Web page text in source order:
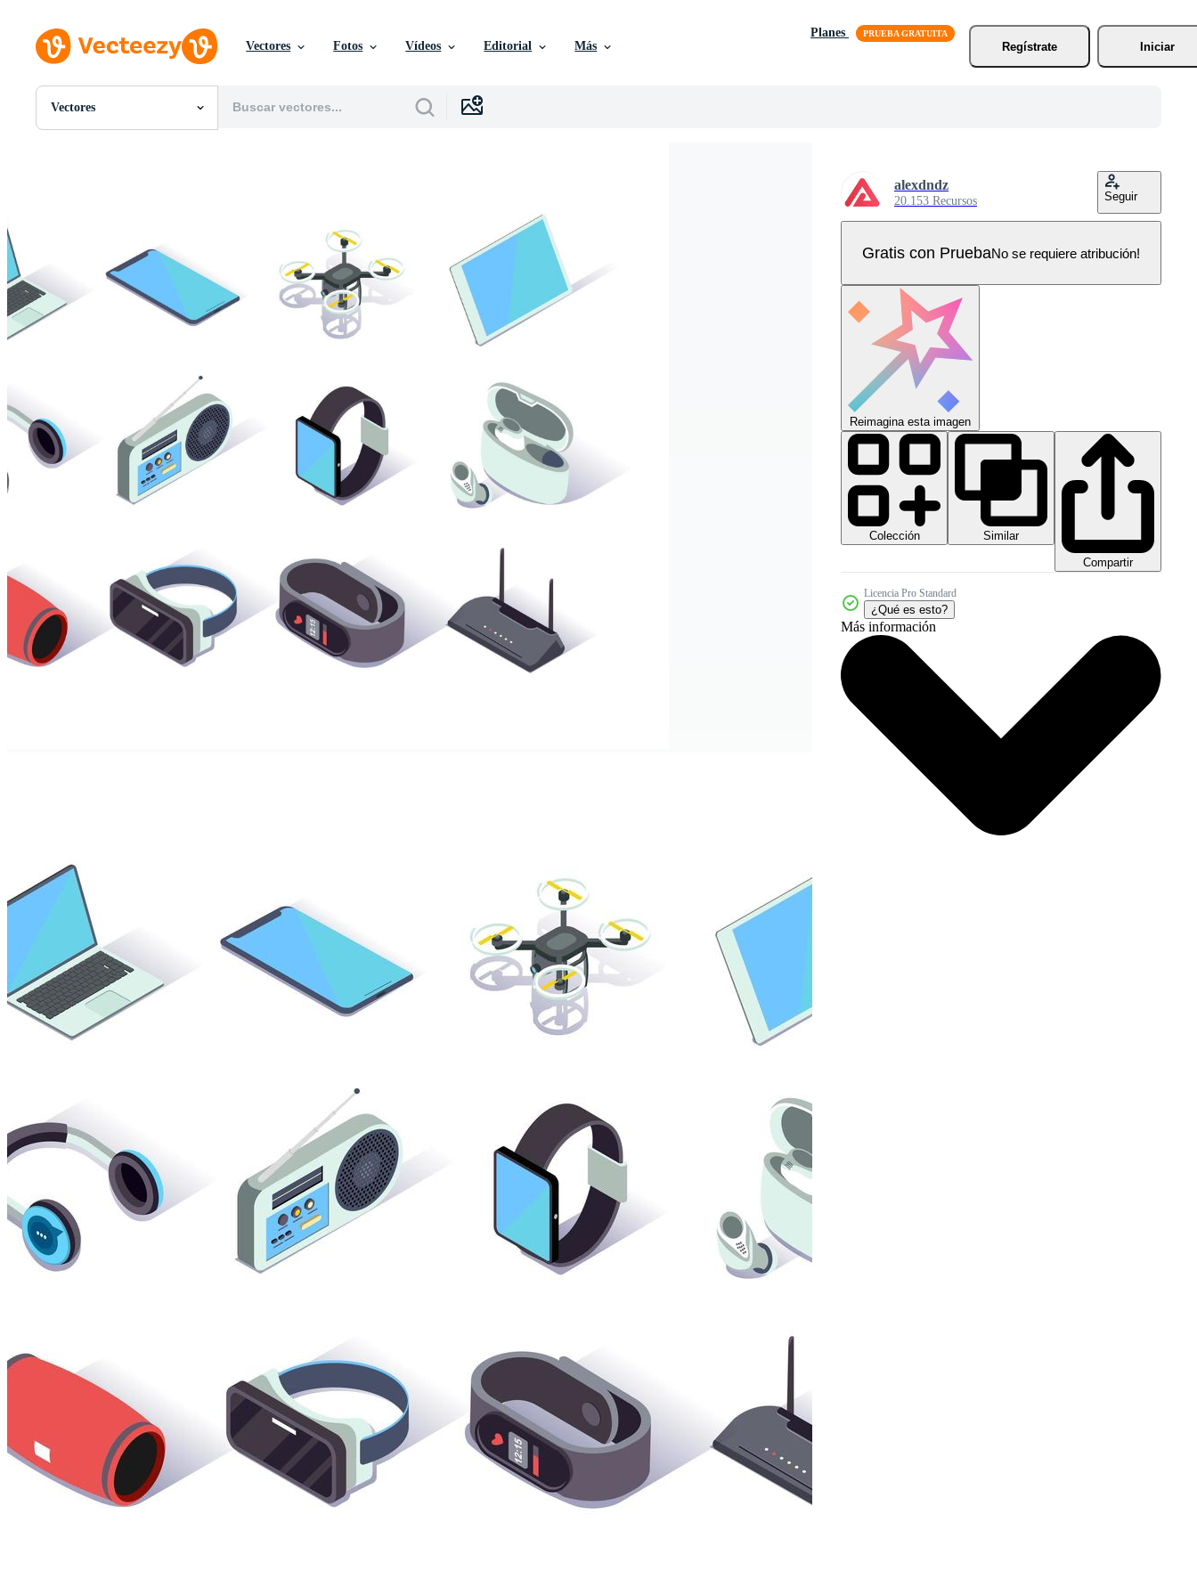
Vectores Fotos Vídeos Editorial Más
Planes
Regístrate
Iniciar
Vectores
Todas Imágenes
Gráficos en Movimiento
Imágenes Editoriales
Eventos Editoriales
alexdndz
20.153 Recursos Seguir
Gratis con PruebaNo se requiere atribución!
Reimagina esta imagen
Colección
Similar
Compartir
Licencia Pro Standard
¿Qué es esto?
Más información